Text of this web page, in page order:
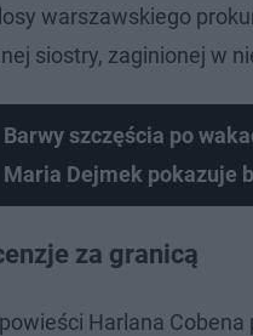
warszawskiego
siostry, zaginionej w
Barwy szczęścia po
Maria Dejmek pokazuje
za granicą
Harlana